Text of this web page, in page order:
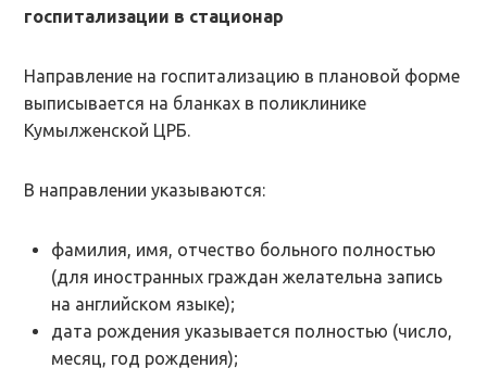
госпитализации в стационар
Направление на госпитализацию в плановой форме
выписывается на бланках в поликлинике
Кумылженской ЦРБ.
В направлении указываются:
фамилия, имя, отчество больного полностью
(для иностранных граждан желательна запись
на английском языке);
дата рождения указывается полностью (число,
месяц, год рождения);